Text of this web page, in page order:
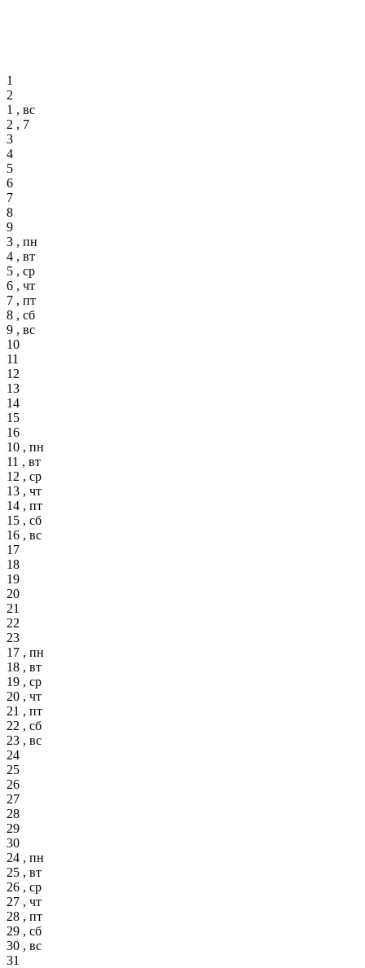
1
2
1 , вс
2 , 7
3
4
5
6
7
8
9
3 , пн
4 , вт
5 , ср
6 , чт
7 , пт
8 , сб
9 , вс
10
11
12
13
14
15
16
10 , пн
11 , вт
12 , ср
13 , чт
14 , пт
15 , сб
16 , вс
17
18
19
20
21
22
23
17 , пн
18 , вт
19 , ср
20 , чт
21 , пт
22 , сб
23 , вс
24
25
26
27
28
29
30
24 , пн
25 , вт
26 , ср
27 , чт
28 , пт
29 , сб
30 , вс
31